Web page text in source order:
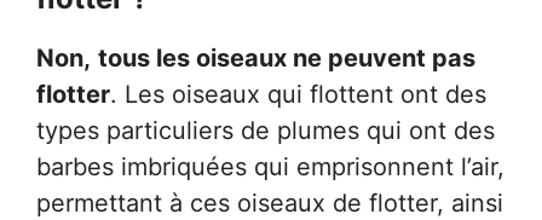
Non, tous les oiseaux ne peuvent pas
flotter. Les oiseaux qui flottent ont des
types particuliers de plumes qui ont des
barbes imbriquées qui emprisonnent l’air,
permettant à ces oiseaux de flotter, ainsi